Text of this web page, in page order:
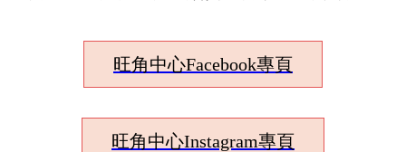
旺角中心Facebook專頁
旺角中心Instagram專頁